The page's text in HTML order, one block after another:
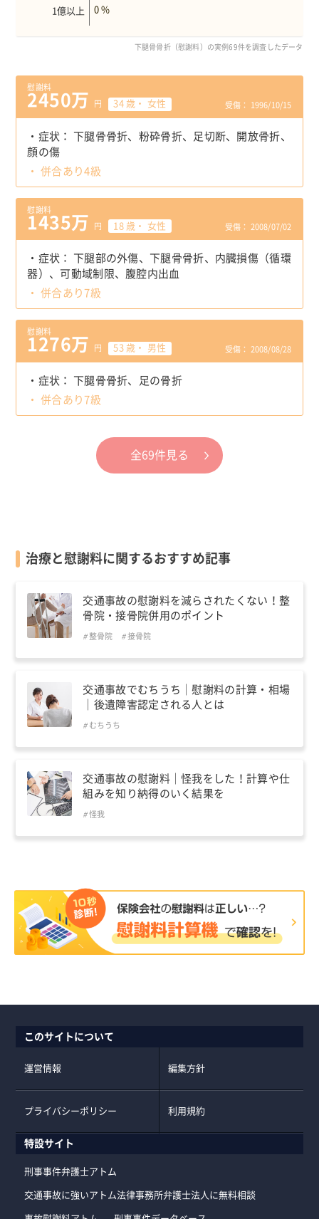
1億以上 0 %
下腿骨骨折（慰謝料）の実例69件を調査したデータ
慰謝料
2450万 円 34 歳・ 女性 受傷： 1996/10/15
症状： 下腿骨骨折 粉砕骨折 足切断
開放骨折
顔の傷
併合あり4級
慰謝料
1435万 円 18 歳・ 女性 受傷： 2008/07/02
症状： 下腿部の外傷 下腿骨骨折
内臓損傷（循環
器）
可動域制限
腹腔内出血
併合あり7級
慰謝料
1276万 円 53 歳・ 男性 受傷： 2008/08/28
症状： 下腿骨骨折
足の骨折
併合あり7級
全69件見る
治療と慰謝料に関するおすすめ記事
交通事故の慰謝料を減らされたくない！整
骨院・接骨院併用のポイント
整骨院 接骨院
交通事故でむちうち｜慰謝料の計算・相場
｜後遺障害認定される人とは
むちうち
交通事故の慰謝料｜怪我をした！計算や仕
組みを知り納得のいく結果を
怪我
このサイトについて
運営情報 編集方針
プライバシーポリシー 利用規約
特設サイト
刑事事件弁護士アトム
交通事故に強いアトム法律事務所弁護士法人に無料相談